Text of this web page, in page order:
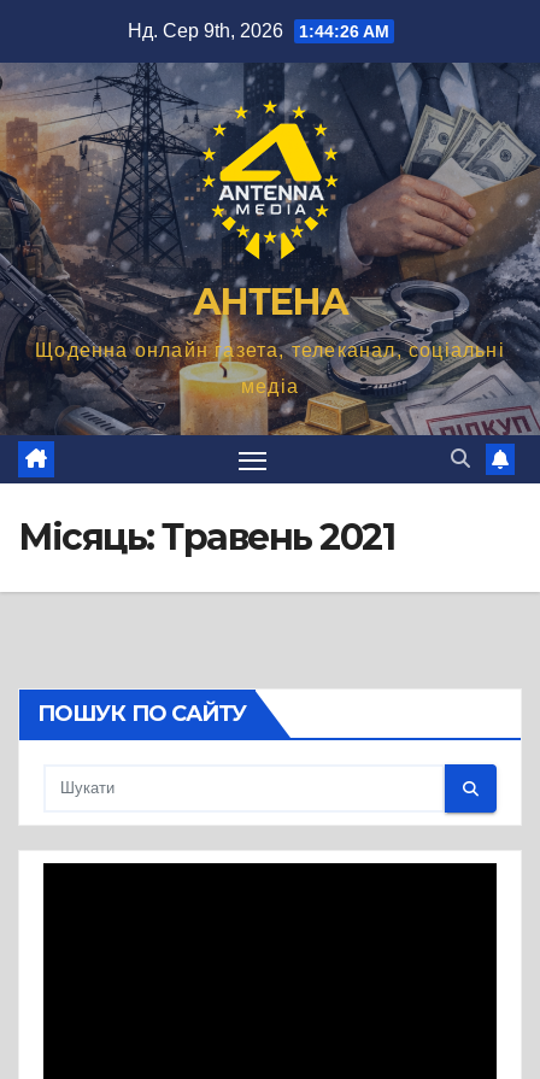
вмісту
Нд. Сер 9th, 2026 1:44:27 AM
АНТЕНА
Щоденна онлайн газета, телеканал, соціальні
медіа
Місяць:Травень 2021
ПОШУК ПО САЙТУ